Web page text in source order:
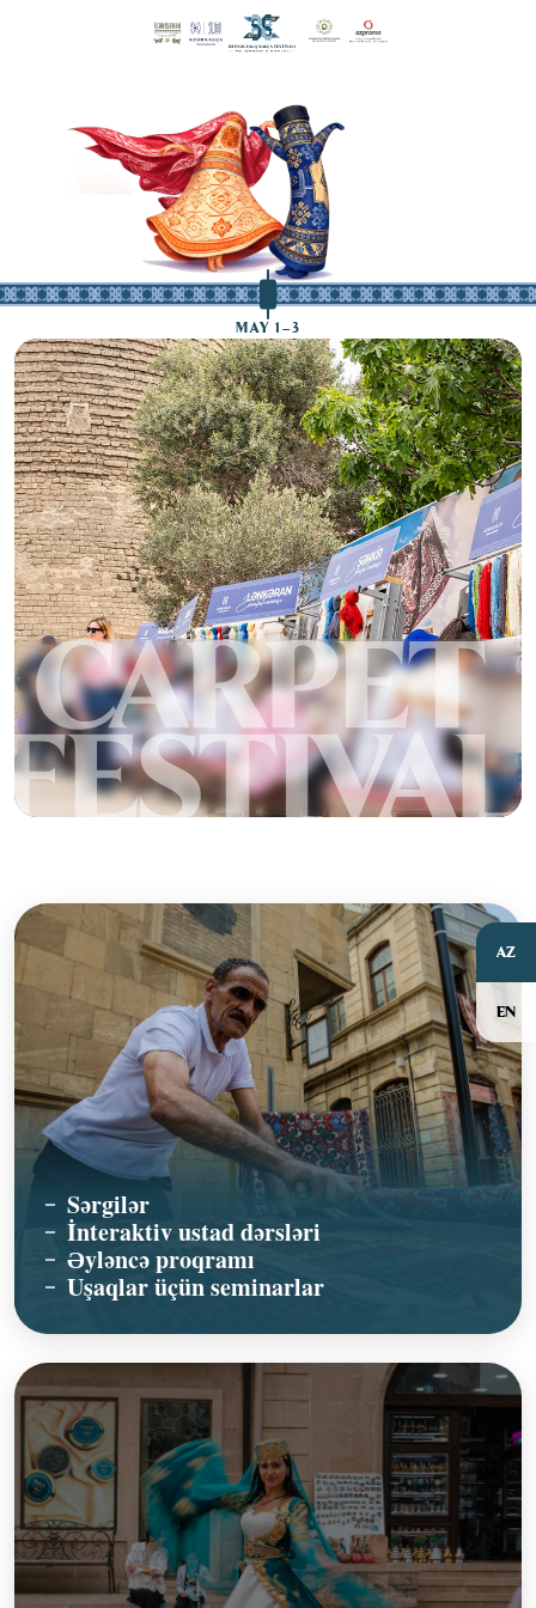
AZ
EN
MAY 1–3
Sərgilər
İnteraktiv ustad dərsləri
Əyləncə proqramı
Uşaqlar üçün seminarlar
BAŞLANĞIC
ANA SƏHİFƏ